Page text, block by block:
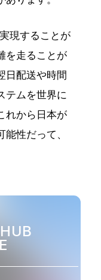
現することが
を走ることが
日配送や時間
テムを世界に
れから日本が
性だって、